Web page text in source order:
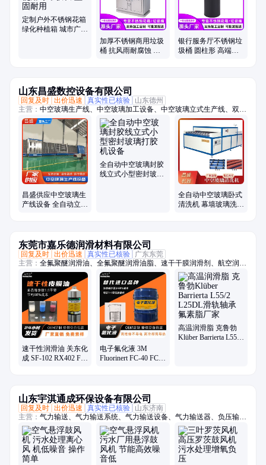
定制户外不锈钢花箱
绿化种植箱 城市广场
加厚不锈钢商用垃圾
桶 抗风雨耐腐蚀 户
银行服务厅不锈钢垃
圾桶 圆柱形 高端美
山东昌盛数控设备有限公司
回复及时 出价迅速 真实性已核验
山东德州
主营： 中空玻璃生产线、中空玻璃加工设备、中空玻璃立式生产线、双组
份涂胶机、气动双组份涂胶机、双组份打胶机、中空玻璃打胶机、中空玻
璃封胶线、全自动铝条折弯机、铝条折弯机、丁基胶涂布机、中空玻璃充
气线、玻璃清洗机、中空玻璃设备、全自动中空玻璃充气线、中空玻璃清
洗机、卧式玻璃清洗机、分子筛灌装机、中空玻璃充气机、旋转涂胶台、
小型中空玻璃生产设备、铝条涂布机、自助丁基胶涂布机、卧式丁基胶涂
布机
昌盛供应中空玻璃生
产线设备 全自动立式
全自动中空玻璃封胶
线立式小型密封玻璃
全自动中空玻璃卧式
清洗机 幕墙玻璃洗片
东莞市嘉乐德润滑材料有限公司
回复及时 出价迅速 真实性已核验
广东东莞
主营： 全氟聚醚润滑油、全氟聚醚润滑油脂、速干干膜润滑剂、航空润滑
油脂、-70至1400度润滑油脂、轴承润滑油脂、齿轮润滑油脂、螺丝螺栓
润滑油脂、抗咬合防卡剂、高真空密封硅脂、电子氟化冷却液、疏水涂层
涂料、一比一平替进口品牌系列油脂
速干性润滑油 关东化
成 SF-102 RX402 FL-
电子氟化液 3M
Fluorinert FC-40 FC-
高温润滑脂 克鲁勃
Klüber Barrierta L55/2
山东宇淇通成环保设备有限公司
回复及时 出价迅速 真实性已核验
山东济南
主营： 气力输送、气力输送系统、气力输送设备、气力输送器、负压输
送、物料输送、旋转供料器、供料阀、AV泵、仓泵、罗茨风机、罗次鼓
风机、空气悬浮鼓风机、磁悬浮鼓风机、空浮风机、三叶罗茨鼓风机、曝
气风机、气力输送风机、粉煤灰输送设备、粉体输送系统、粉料输送泵、
空气悬浮增氧机、污水处理风机、水产养殖增氧机、脱硫脱硝设备